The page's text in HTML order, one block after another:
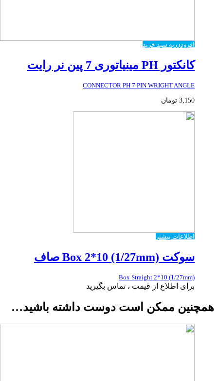
افزودن به سبد خرید
کانکتور PH مینیاتوری 7 پین نر رایت
CONNECTOR PH 7 PIN WRIGHT ANGLE
3,150 تومان
اطلاعات بیشتر
سوکت Box 2*10 (1/27mm) صاف
Box Straight 2*10 (1/27mm)
برای اطلاع از قیمت ، تماس بگیرید
همچنین ممکن است دوست داشته باشید…